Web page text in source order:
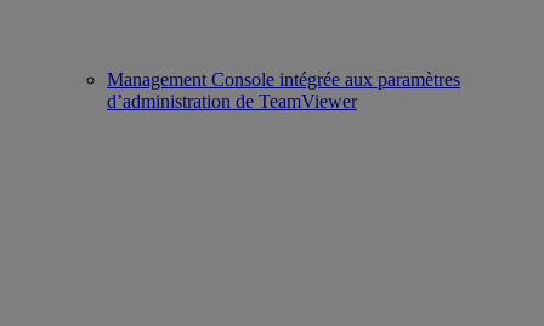
Management Console intégrée aux paramètres
d’administration de TeamViewer